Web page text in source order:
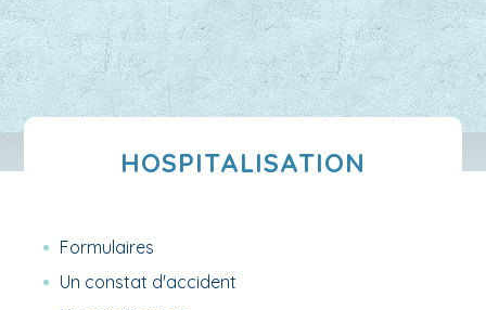
HOSPITALISATION
Formulaires
Un constat d'accident